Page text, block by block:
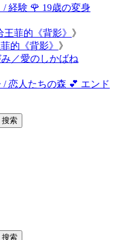
/ 経験 🌹 19歳の変身
菲的《背影》 》
的《背影》 》
／愛のしかばね
/ 恋人たちの森 💕 エンド